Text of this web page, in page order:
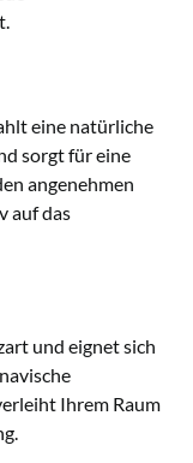
eine natürliche
sorgt für eine
angenehmen
auf das
und eignet sich
Ihrem Raum